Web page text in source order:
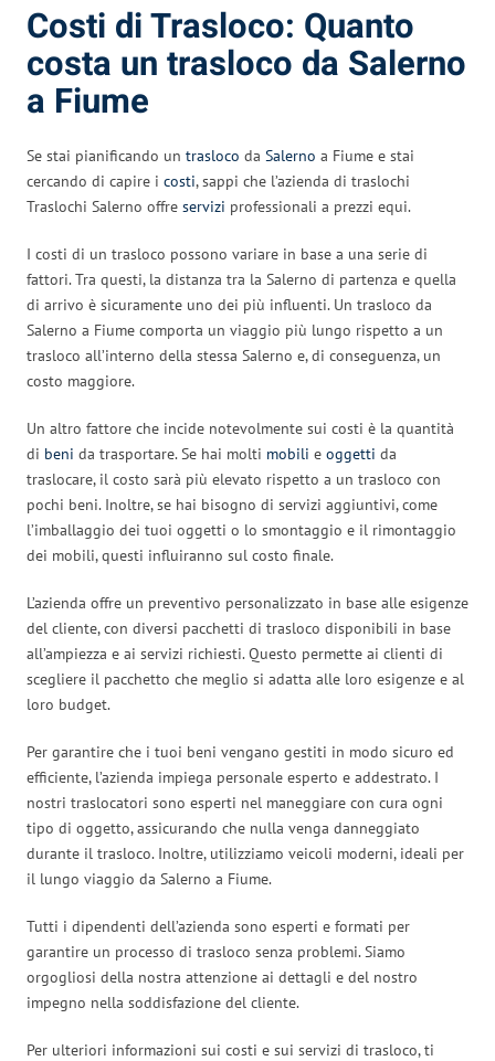
Costi di Trasloco: Quanto
costa un trasloco da Salerno
a Fiume
Se stai pianificando un trasloco da Salerno a Fiume e stai
cercando di capire i costi, sappi che l’azienda di traslochi
Traslochi Salerno offre servizi professionali a prezzi equi.
I costi di un trasloco possono variare in base a una serie di
fattori. Tra questi, la distanza tra la Salerno di partenza e quella
di arrivo è sicuramente uno dei più influenti. Un trasloco da
Salerno a Fiume comporta un viaggio più lungo rispetto a un
trasloco all’interno della stessa Salerno e, di conseguenza, un
costo maggiore.
Un altro fattore che incide notevolmente sui costi è la quantità
di beni da trasportare. Se hai molti mobili e oggetti da
traslocare, il costo sarà più elevato rispetto a un trasloco con
pochi beni. Inoltre, se hai bisogno di servizi aggiuntivi, come
l’imballaggio dei tuoi oggetti o lo smontaggio e il rimontaggio
dei mobili, questi influiranno sul costo finale.
L’azienda offre un preventivo personalizzato in base alle esigenze
del cliente, con diversi pacchetti di trasloco disponibili in base
all’ampiezza e ai servizi richiesti. Questo permette ai clienti di
scegliere il pacchetto che meglio si adatta alle loro esigenze e al
loro budget.
Per garantire che i tuoi beni vengano gestiti in modo sicuro ed
efficiente, l’azienda impiega personale esperto e addestrato. I
nostri traslocatori sono esperti nel maneggiare con cura ogni
tipo di oggetto, assicurando che nulla venga danneggiato
durante il trasloco. Inoltre, utilizziamo veicoli moderni, ideali per
il lungo viaggio da Salerno a Fiume.
Tutti i dipendenti dell’azienda sono esperti e formati per
garantire un processo di trasloco senza problemi. Siamo
orgogliosi della nostra attenzione ai dettagli e del nostro
impegno nella soddisfazione del cliente.
Per ulteriori informazioni sui costi e sui servizi di trasloco, ti